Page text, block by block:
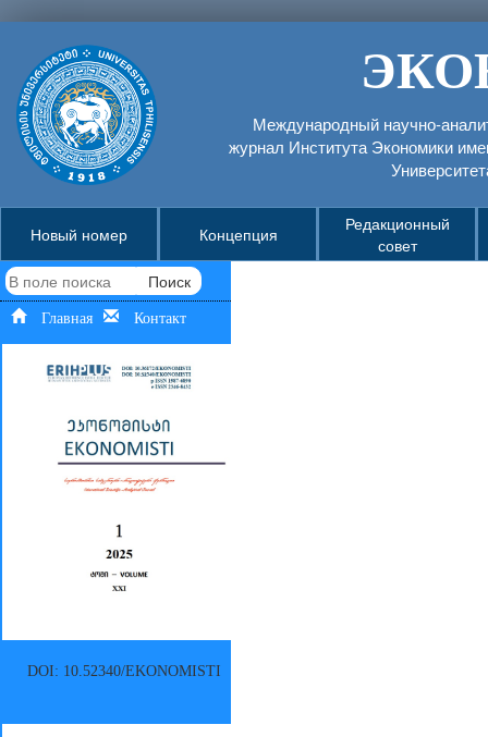
Международный научно-
журнал Института Экономики
Новый номер Концепция
Редакционный
совет
Поиск
Главная Контакт
DOI: 10.52340/EKONOMISTI